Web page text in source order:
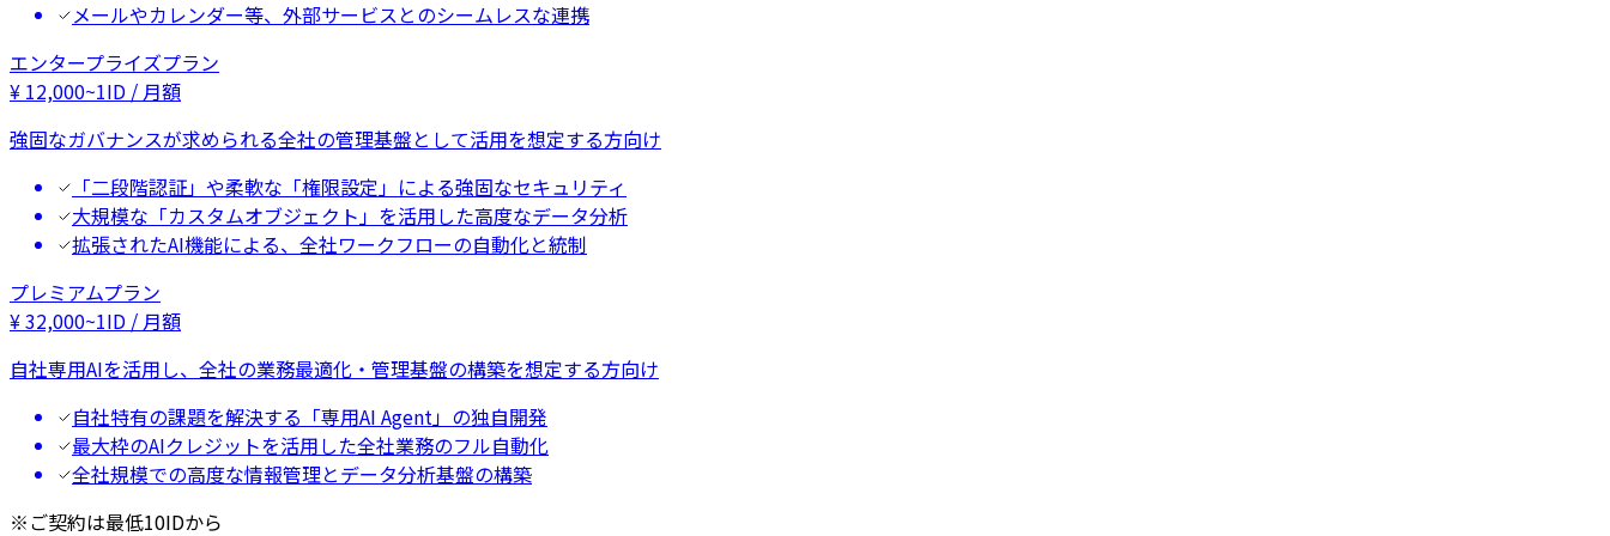
メールやカレンダー等、外部サービスとのシームレスな連携
エンタープライズプラン
¥ 12,000~1ID / 月額
強固なガバナンスが求められる全社の管理基盤として活用を想定する方向け
「二段階認証」や柔軟な「権限設定」による強固なセキュリティ
大規模な「カスタムオブジェクト」を活用した高度なデータ分析
拡張されたAI機能による、全社ワークフローの自動化と統制
プレミアムプラン
¥32,000~1ID / 月額
自社専用AIを活用し、全社の業務最適化・管理基盤の構築を想定する方向け
自社特有の課題を解決する「専用AI Agent」の独自開発
最大枠のAIクレジットを活用した全社業務のフル自動化
全社規模での高度な情報管理とデータ分析基盤の構築
※ご契約は最低10IDから